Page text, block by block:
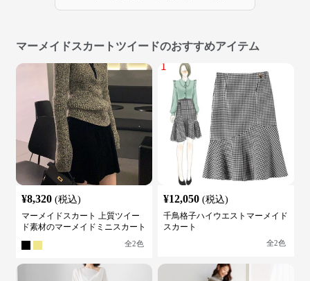
マーメイドスカートツイードのおすすめアイテム
¥8,320 (税込)
マーメイドスカート 上質ツイー
ド素材のマーメイドミニスカート
全2色
¥12,050 (税込)
千鳥格子ハイウエストマーメイド
スカート
全2色